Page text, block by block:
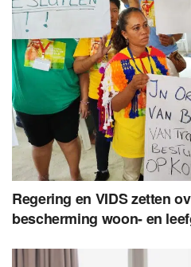
Regering en VIDS zetten
bescherming woon- en